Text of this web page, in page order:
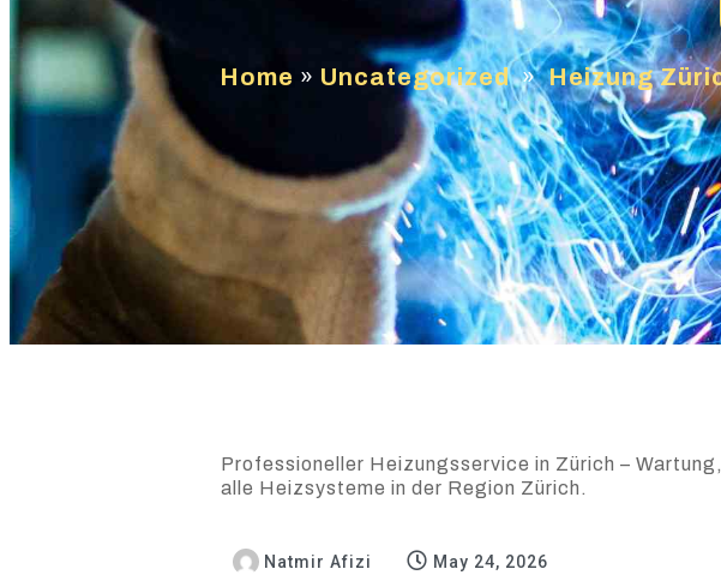
Home » Uncategorized » Heizung
Professioneller Heizungsservice in Zürich –
alle Heizsysteme in der Region Zürich.
Natmir Afizi May 24, 2026